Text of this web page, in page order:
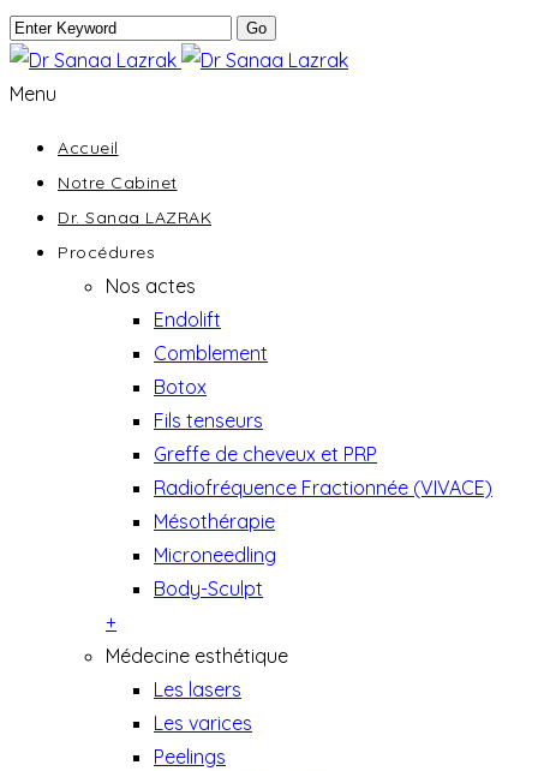
Menu
Accueil
Notre Cabinet
Dr. Sanaa LAZRAK
Procédures
Nos actes
Endolift
Comblement
Botox
Fils tenseurs
Greffe de cheveux et PRP
Radiofréquence Fractionnée (VIVACE)
Mésothérapie
Microneedling
Body-Sculpt
+
Médecine esthétique
Les lasers
Les varices
Peelings